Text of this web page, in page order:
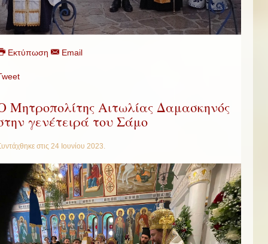
Εκτύπωση Email
Μητροπολίτης Αιτωλίας Δαμασκηνός
γενέτειρά του Σάμο
στις 24 Ιουνίου 2023.